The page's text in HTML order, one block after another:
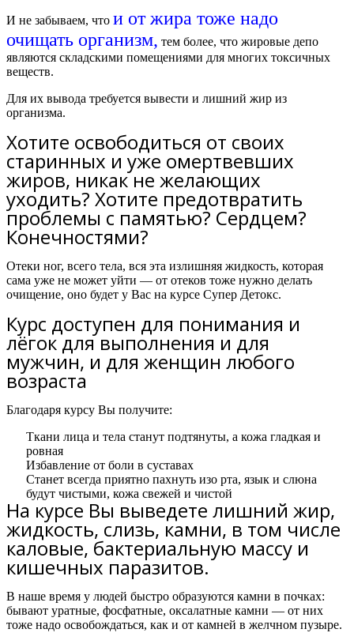
И не забываем, что и от жира тоже надо
очищать организм, тем более, что жировые депо
являются складскими помещениями для многих токсичных
веществ.
Для их вывода требуется вывести и лишний жир из
организма.
Хотите освободиться от своих
старинных и уже омертвевших
жиров, никак не желающих
уходить? Хотите предотвратить
проблемы с памятью? Сердцем?
Конечностями?
Отеки ног, всего тела, вся эта излишняя жидкость, которая
сама уже не может уйти — от отеков тоже нужно делать
очищение, оно будет у Вас на курсе Супер Детокс.
Курс доступен для понимания и
лёгок для выполнения и для
мужчин, и для женщин любого
возраста
Благодаря курсу Вы получите:
Ткани лица и тела станут подтянуты, а кожа гладкая и
ровная
Избавление от боли в суставах
Станет всегда приятно пахнуть изо рта, язык и слюна
будут чистыми, кожа свежей и чистой
На курсе Вы выведете лишний жир,
жидкость, слизь, камни, в том числе
каловые, бактериальную массу и
кишечных паразитов.
В наше время у людей быстро образуются камни в почках:
бывают уратные, фосфатные, оксалатные камни — от них
тоже надо освобождаться, как и от камней в желчном пузыре.